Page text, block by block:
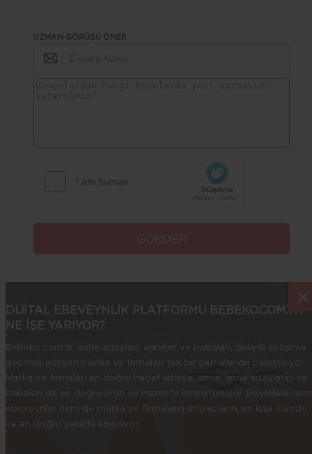
UZMAN GÖRÜŞÜ ÖNER
DİJİTAL EBEVEYNLİK PLATFORMU BEBEKO.COM.TR
NE İŞE YARIYOR?
Bebeko.com.tr, anne adayları, anneler ve babaları, onlarla iletişime
geçmek isteyen marka ve firmaları tek bir çatı altında birleştiriyor.
Marka ve firmaları en doğru hedef kitleye, anne, anne adaylarını ve
babaları da en doğru ürün ve hizmete kavuşturuyor. Böylelikle hem
ebeveynler hem de marka ve firmaların ihtiyaçlarını en kısa sürede
ve en doğru şekilde karşılıyor.